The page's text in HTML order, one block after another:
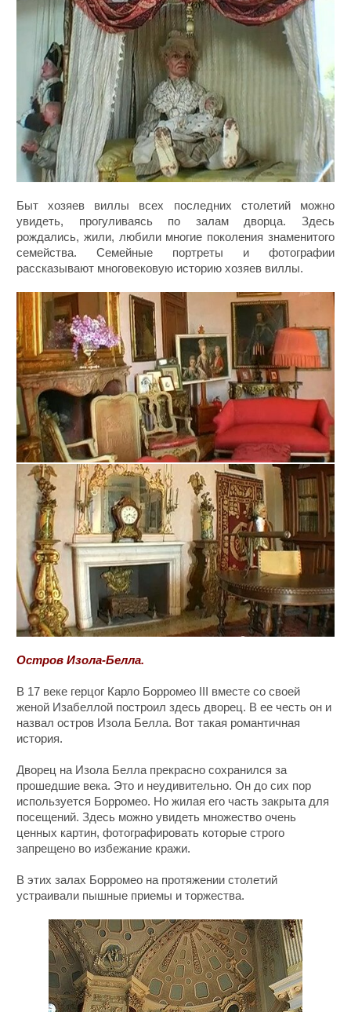
Быт хозяев виллы всех последних столетий можно
увидеть, прогуливаясь по залам дворца. Здесь
рождались, жили, любили многие поколения знаменитого
семейства. Семейные портреты и фотографии
рассказывают многовековую историю хозяев виллы.
Остров Изола-Белла.
В 17 веке герцог Карло Борромео III вместе со своей
женой Изабеллой построил здесь дворец. В ее честь он и
назвал остров Изола Белла. Вот такая романтичная
история.
Дворец на Изола Белла прекрасно сохранился за
прошедшие века. Это и неудивительно. Он до сих пор
используется Борромео. Но жилая его часть закрыта для
посещений. Здесь можно увидеть множество очень
ценных картин, фотографировать которые строго
запрещено во избежание кражи.
В этих залах Борромео на протяжении столетий
устраивали пышные приемы и торжества.